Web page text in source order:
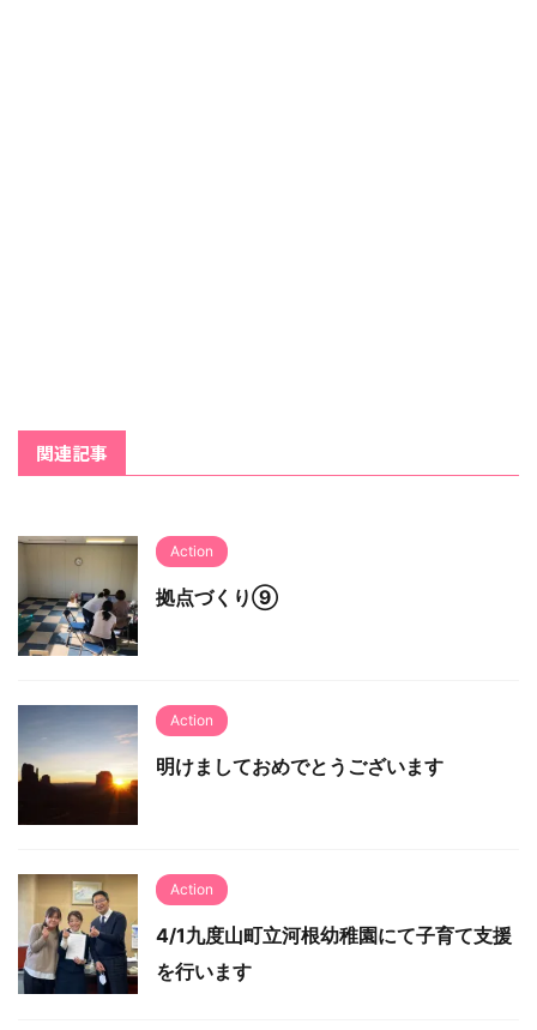
関連記事
Action
拠点づくり⑨
Action
明けましておめでとうございます
Action
4/1九度山町立河根幼稚園にて子育て支援
を行います